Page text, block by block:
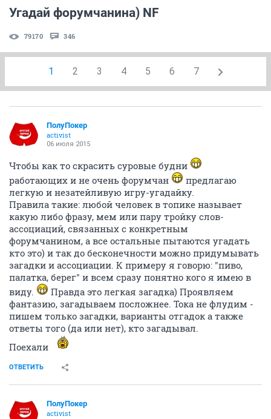
Угадай форумчанина) NF
79170 346
1 2 3 4 5 6 7
ПолуПокер
activist
06 июля 2015
Чтобы как то скрасить суровые будни
работающих и не очень форумчан
предлагаю
легкую и незатейливую игру-угадайку.
Правила такие: любой человек в топике называет
какую либо фразу, мем или пару тройку слов-
ассоциаций, связанных с конкретным
форумчанином, а все остальные пытаются угадать
кто это) и так до бесконечности можно придумывать
загадки и ассоциации. К примеру я говорю: "пиво,
палатка, берег" и всем сразу понятно кого я имею в
виду.
Правда это легкая загадка) Проявляем
фантазию, загадываем посложнее. Тока не флудим -
пишем только загадки, варианты отгадок а также
ответы того (да или нет), кто загадывал.
Поехали
ОТВЕТИТЬ
ПолуПокер
activist